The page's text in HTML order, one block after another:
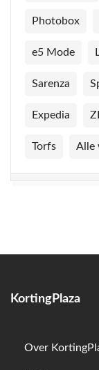
Photobox
e5 Mode
Sarenza
Expedia
Torfs Alle
KortingPlaza
Over